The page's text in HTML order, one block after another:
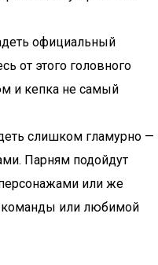
официальный
от этого головного
и кепка не самый
слишком гламурно —
Парням подойдут
или же
команды или любимой